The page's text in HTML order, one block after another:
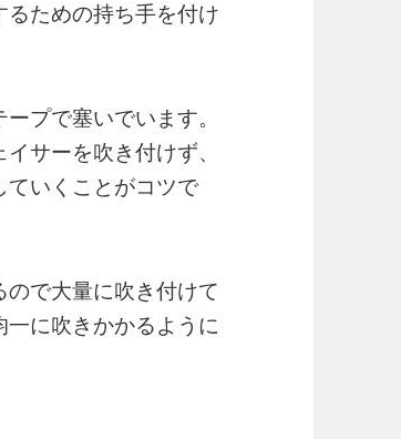
ための持ち手を付け
プで塞いでいます。
サーを吹き付けず、
ていくことがコツで
で大量に吹き付けて
に吹きかかるように